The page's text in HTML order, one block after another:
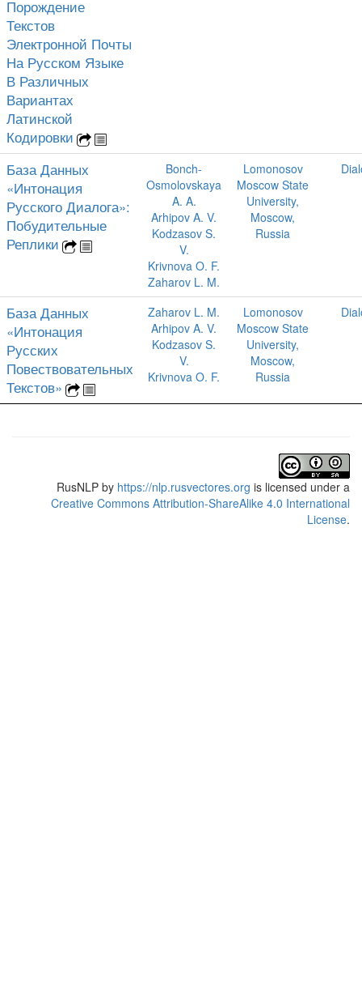
Порождение
Текстов
Электронной Почты
На Русском Языке
В Различных
Вариантах
Латинской
Кодировки
База Данных
«Интонация
Русского Диалога»:
Побудительные
Реплики
Bonch-
Osmolovskaya
A. A.
Arhipov A. V.
Kodzasov S.
V.
Krivnova O. F.
Zaharov L. M.
Lomonosov
Moscow State
University,
Moscow,
Russia
База Данных
«Интонация
Русских
Повествовательных
Текстов»
Zaharov L. M.
Arhipov A. V.
Kodzasov S.
V.
Krivnova O. F.
Lomonosov
Moscow State
University,
Moscow,
Russia
RusNLP by https://nlp.rusvectores.org is licensed under a
Creative Commons Attribution-ShareAlike 4.0 International
License.